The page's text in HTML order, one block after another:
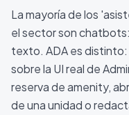
La mayoría de los
el sector son
texto. ADA es
sobre la UI real de
reserva de amenity,
de una unidad o